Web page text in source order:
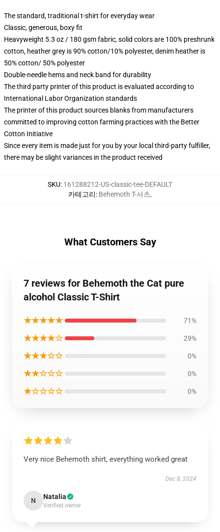
The standard, traditional t-shirt for everyday wear
Classic, generous, boxy fit
Heavyweight 5.3 oz / 180 gsm fabric, solid colors are 100% preshrunk
cotton, heather grey is 90% cotton/10% polyester, denim heather is
50% cotton/ 50% polyester
Double-needle hems and neck band for durability
The third party printer of this product is evaluated according to
International Labor Organization standards
The printer of this product sources blanks from manufacturers
committed to improving cotton farming practices with the Better
Cotton Initiative
Since every item is made just for you by your local third-party fulfiller,
there may be slight variances in the product received
SKU: 161288212-US-classic-tee-DEFAULT
카테고리: Behemoth T-셔츠,
What Customers Say
7 reviews for Behemoth the Cat pure
alcohol Classic T-Shirt
★★★★★ 71%
★★★★☆ 29%
★★★☆☆ 0%
★★☆☆☆ 0%
★☆☆☆☆ 0%
Very nice Behemoth shirt, everything worked great
Dec 8, 2024
N Natalia
Verified owner